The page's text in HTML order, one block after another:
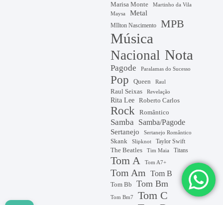
Marisa Monte
Martinho da Vila
Maysa
Metal
MIlton Nascimento MPB
Música
Nacional Nota
Pagode Paralamas do Sucesso
Pop Queen Raul
Raul Seixas Revelação
Rita Lee Roberto Carlos
Rock Romântico
Samba
Samba/Pagode
Sertanejo
Sertanejo Romântico
Skank Slipknot Taylor Swift
The Beatles Tim Maia Titans
Tom A Tom A7+
Tom Am Tom B
Tom Bb Tom Bm
Tom Bm7 Tom C